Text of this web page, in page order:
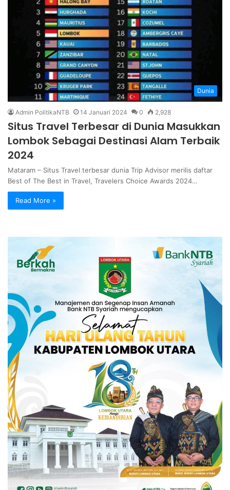
Dunia
Admin PolitikaNTB 14 Januari 2024 0 2,928
Situs Travel Terbesar di Dunia Masukkan
Lombok Sebagai Destinasi Alam Terbaik
2024
Mataram – Situs Travel terbesar dunia Trip Advisor merilis daftar
Best of The Best in Travel, Travelers Choice Awards 2024…
Read More »